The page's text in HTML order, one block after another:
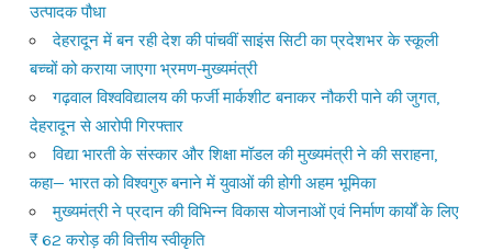
उत्पादक पौधा
देहरादून में बन रही देश की पांचवीं साइंस सिटी का प्रदेशभर के स्कूली
बच्चों को कराया जाएगा भ्रमण-मुख्यमंत्री
गढ़वाल विश्वविद्यालय की फर्जी मार्कशीट बनाकर नौकरी पाने की जुगत,
देहरादून से आरोपी गिरफ्तार
विद्या भारती के संस्कार और शिक्षा मॉडल की मुख्यमंत्री ने की सराहना,
कहा— भारत को विश्वगुरु बनाने में युवाओं की होगी अहम भूमिका
मुख्यमंत्री ने प्रदान की विभिन्न विकास योजनाओं एवं निर्माण कार्यों के लिए
₹ 62 करोड़ की वित्तीय स्वीकृति